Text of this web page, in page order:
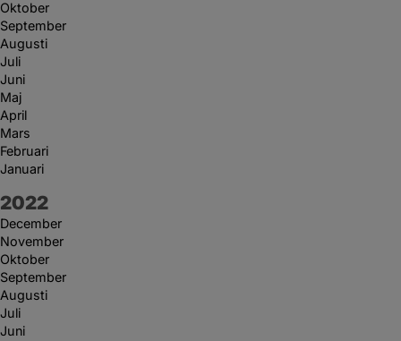
Oktober
September
Augusti
Juli
Juni
Maj
April
Mars
Februari
Januari
År:
2022
December
November
Oktober
September
Augusti
Juli
Juni